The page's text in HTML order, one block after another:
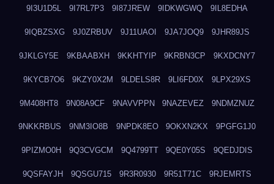
9I3U1D5L 9I7RL7P3 9I87JREW 9IDKWGWQ 9IL8EDHA
9IQBZSXG 9J0ZRBUV 9J11UAOI 9JA7JOQ9 9JHR89JS
9JKLGY5E 9KBAABXH 9KKHTYIP 9KRBN3CP 9KXDCNY7
9KYCB7O6 9KZY0X2M 9LDELS8R 9LI6FD0X 9LPX29XS
9M408HT8 9N08A9CF 9NAVVPPN 9NAZEVEZ 9NDMZNUZ
9NKKRBUS 9NM3IO8B 9NPDK8EO 9OKXN2KX 9PGFG1J0
9PIZMO0H 9Q3CVGCM 9Q4799TT 9QE0Y05S 9QEDJDIS
9QSFAYJH 9QSGU715 9R3R0930 9R51T71C 9RJEMRTS